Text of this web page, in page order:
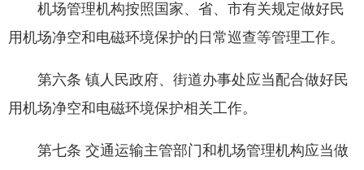
机场管理机构按照国家、省、市有关规定做好民
用机场净空和电磁环境保护的日常巡查等管理工作。
第六条 镇人民政府、街道办事处应当配合做好民
用机场净空和电磁环境保护相关工作。
第七条 交通运输主管部门和机场管理机构应当做